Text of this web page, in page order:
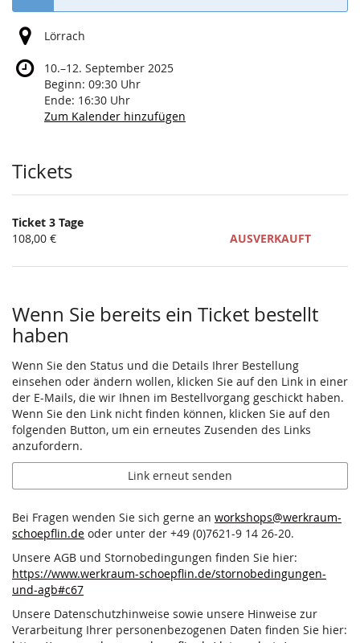
Lörrach
10.–bis
12. September 2025
Beginn: 09:30 Uhr
Ende: 16:30 Uhr
Zum Kalender hinzufügen
Produkte
Tickets
Ticket 3 Tage
108,00 €
AUSVERKAUFT
Wenn Sie bereits ein Ticket bestellt
haben
Wenn Sie den Status und die Details Ihrer Bestellung
einsehen oder ändern wollen, klicken Sie auf den Link in einer
der E-Mails, die wir Ihnen im Bestellvorgang geschickt haben.
Wenn Sie den Link nicht finden können, klicken Sie auf den
folgenden Button, um ein erneutes Zusenden des Links
anzufordern.
Link erneut senden
Bei Fragen wenden Sie sich gerne an workshops@werkraum-
schoepflin.de oder unter der +49 (0)7621-9 14 26-20.
Unsere AGB und Stornobedingungen finden Sie hier:
https://www.werkraum-schoepflin.de/stornobedingungen-
und-agb#c67
Unsere Datenschutzhinweise sowie unsere Hinweise zur
Verarbeitung Ihrer personenbezogenen Daten finden Sie hier: